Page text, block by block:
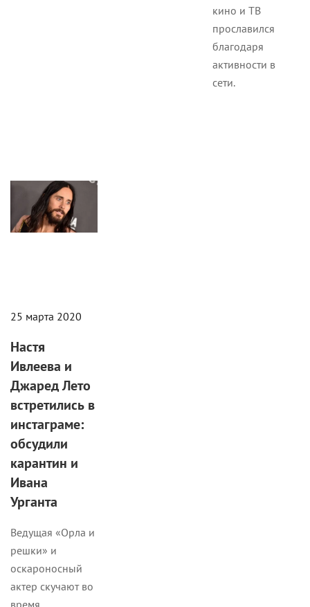
кино и ТВ
прославился
благодаря
активности в
сети.
25 марта 2020
Настя
Ивлеева и
Джаред Лето
встретились в
инстаграме:
обсудили
карантин и
Ивана
Урганта
Ведущая «Орла и
решки» и
оскароносный
актер скучают во
время